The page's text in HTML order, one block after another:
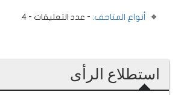
أنواع المتاحف: - عدد التعليقات - 4
استطلاع الرأى